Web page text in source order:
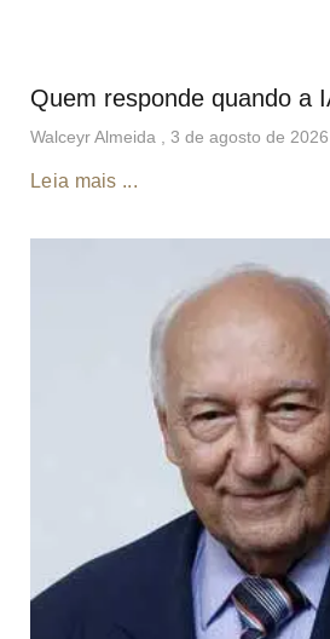
Quem responde quando a
Walceyr Almeida 3 de agosto de 2026
Leia mais ...